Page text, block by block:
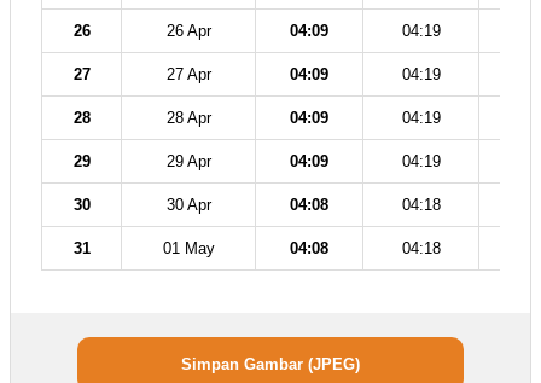
26 26 Apr 04:09 04:19
27 27 Apr 04:09 04:19
28 28 Apr 04:09 04:19
29 29 Apr 04:09 04:19
30 30 Apr 04:08 04:18
31 01 May 04:08 04:18
Simpan Gambar (JPEG)